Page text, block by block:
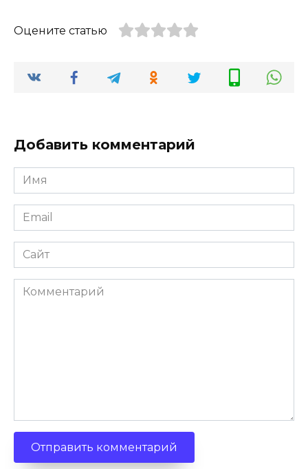
Оцените статью
Добавить комментарий
Имя
Email
Сайт
Комментарий